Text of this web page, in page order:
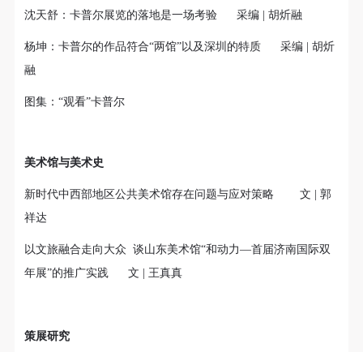
沈天舒：卡普尔展览的落地是一场考验 采编 | 胡炘融
杨坤：卡普尔的作品符合“两馆”以及深圳的特质 采编 | 胡炘
融
图集：“观看”卡普尔
美术馆与美术史
新时代中西部地区公共美术馆存在问题与应对策略 文 | 郭
祥达
以文旅融合走向大众 谈山东美术馆“和动力—首届济南国际双
年展”的推广实践 文 | 王真真
策展研究
详。仿佛瞬间被抽离出这世间之外，画面被定格静止
了一般，转过身即是微笑。 版权归作者所有，任何形
式转载请联系作者。 关于吴哥，我想大约是我不必多
这里的人，多数都会花上个三五日去感受吴哥雄伟壮
快捷登录 帐号密码登录
手机号码